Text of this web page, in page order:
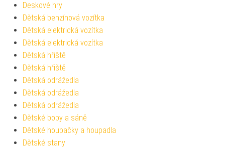
Deskové hry
Dětská benzínová vozítka
Dětská elektrická vozítka
Dětská elektrická vozítka
Dětská hřiště
Dětská hřiště
Dětská odrážedla
Dětská odrážedla
Dětská odrážedla
Dětské boby a sáně
Dětské houpačky a houpadla
Dětské stany